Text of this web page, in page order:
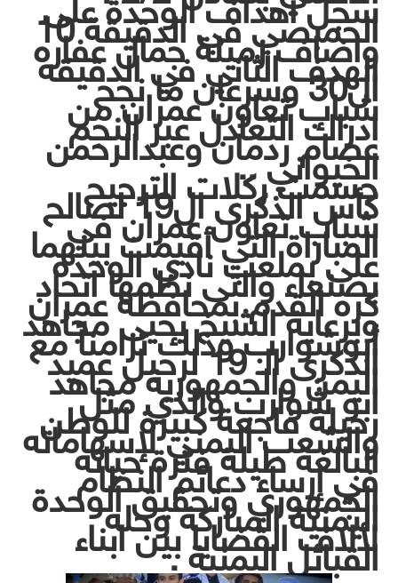
سجل أهداف الوحدة على
الحمبصي في الدقيقة 10
واضاف زميلة جمال عفاره
الهدف الثاني في الدقيقه
ال30 وسرعان ما نجح
شباب تعاون عمران من
ادراك التعادل عبر النجم
عصام ردمان وعبدالرحمن
الخيواني ..
حسمت ركلات الترجيح
كأس الذكرى ال19 لصالح
شباب تعاون عمران في
المباراة التي أقيمت بينهما
على بملعب نادي الوحده
بصنعاء والتى نظمها اتحاد
كره القدم بمحافظة عمران
وبرعاية الشيخ يحيى مجاهد
أبوشوارب وذلك تزامناً مع
الذكرى الـ 19 لرحيل عميد
اليمن والجمهورية مجاهد
ابو شوارب والذي مثل
رحيلة فاجعة كبيرة للوطن
والشعب اليمني لإسهاماته
البالغة طيلة فترة حياته
في إرساء دعائم النظام
الجمهوري وتحقيق الوحدة
اليمنية المباركة وحله
لألاف القضايا بين ابناء
القبائل اليمنية .